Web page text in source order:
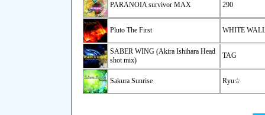
PARANOIA survivor MAX 290
Pluto The First WHITE
SABER WING (Akira Ishihara Head
shot mix)
TAG
Sakura Sunrise Ryu☆